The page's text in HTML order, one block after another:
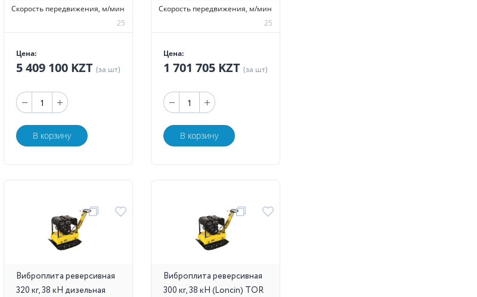
Скорость передвижения, м/мин
25
Цена:
5 409 100 KZT (за шт)
В корзину
Скорость передвижения, м/мин
25
Цена:
1 701 705 KZT (за шт)
В корзину
Виброплита реверсивная
320 кг, 38 кН дизельная
Виброплита реверсивная
300 кг, 38 кН (Loncin) TOR